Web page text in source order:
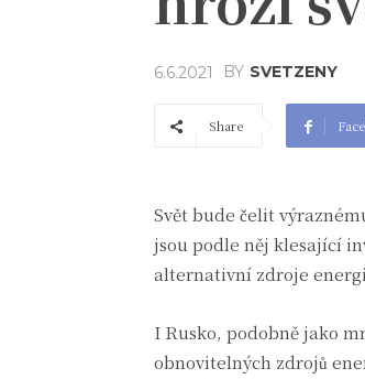
6.6.2021 BY SVETZENY
Share
Svět bude čelit
jsou podle něj klesající
alternativní zdroje
I Rusko, podobně jako
obnovitelných zdrojů